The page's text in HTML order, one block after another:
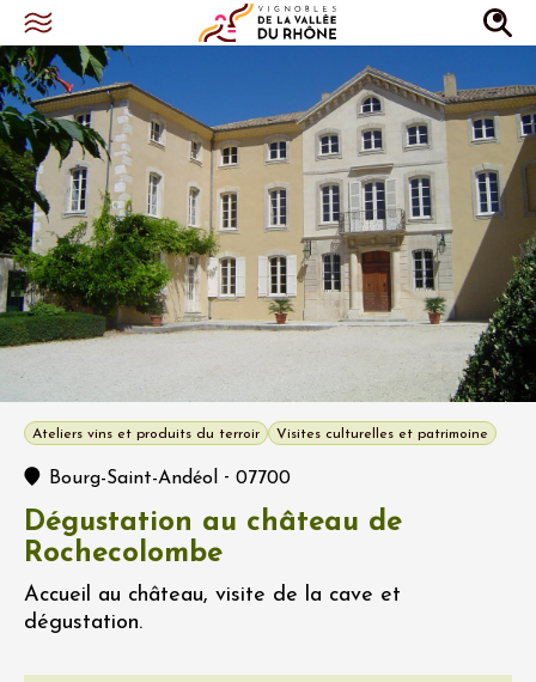
Ateliers vins et produits du terroir Visites culturelles et patrimoine
Bourg-Saint-Andéol - 07700
Dégustation au château de
Rochecolombe
Accueil au château, visite de la cave et
dégustation.